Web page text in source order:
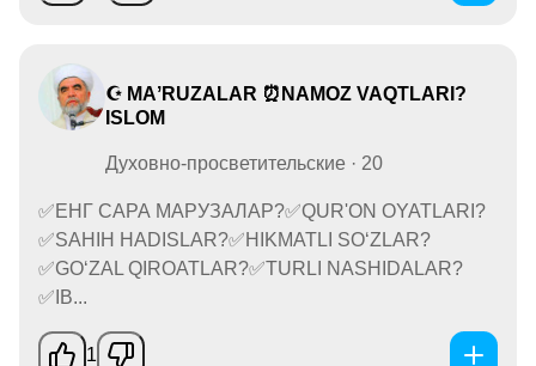
☪ MAʼRUZALAR ⏰NAMOZ VAQTLARI?
ISLOM
Духовно-просветительские · 20
✅ЕНГ САРА МАРУЗАЛАР?✅QUR'ON OYATLARI?
✅SAHIH HADISLAR?✅HIKMATLI SO‘ZLAR?
✅GO‘ZAL QIROATLAR?✅TURLI NASHIDALAR?
✅IB...
1